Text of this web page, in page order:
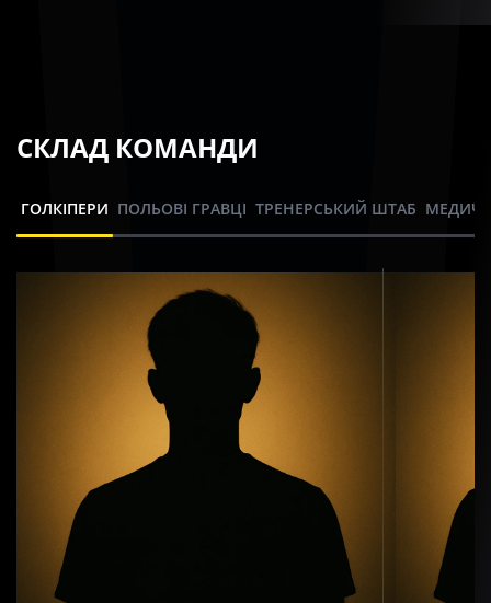
СКЛАД КОМАНДИ
ГОЛКІПЕРИ ПОЛЬОВІ ГРАВЦІ ТРЕНЕРСЬКИЙ ШТАБ